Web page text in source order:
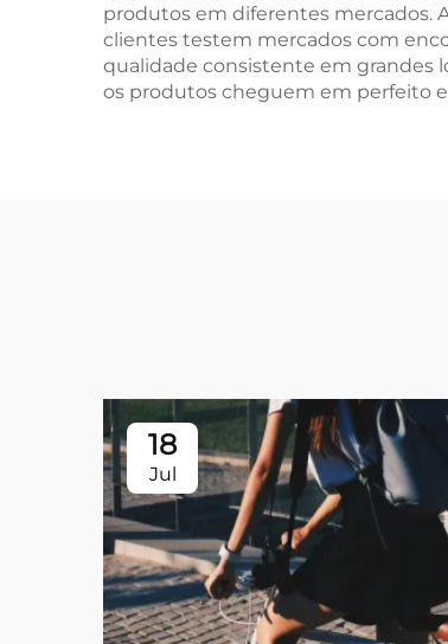
produtos em diferentes mercados.
clientes testem mercados com
qualidade consistente em grandes
os produtos cheguem em perfeito
18
Jul